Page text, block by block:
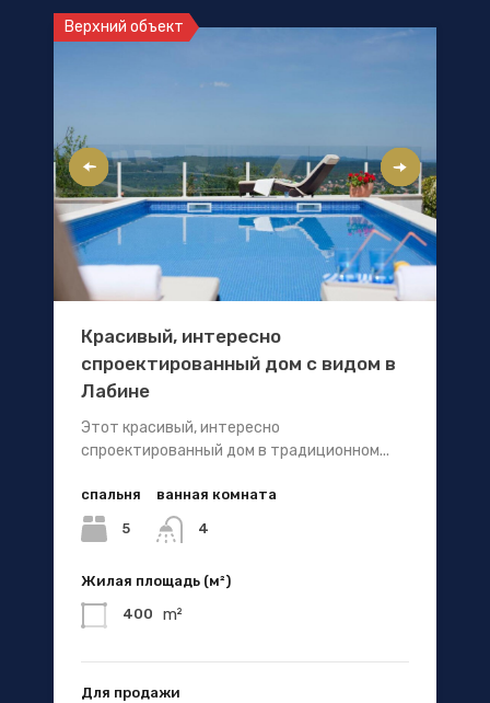
Верхний объект
Красивый, интересно
спроектированный дом с видом в
Лабине
Этот красивый, интересно
спроектированный дом в традиционном...
спальня
5
ванная комната
4
Жилая площадь (м²)
400 m²
Для продажи